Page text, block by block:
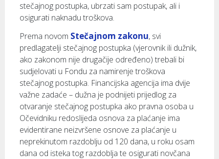
stečajnog postupka, ubrzati sam postupak, ali i
osigurati naknadu troškova.
Prema novom Stečajnom zakonu, svi
predlagatelji stečajnog postupka (vjerovnik ili dužnik,
ako zakonom nije drugačije određeno) trebali bi
sudjelovati u Fondu za namirenje troškova
stečajnog postupka. Financijska agencija ima dvije
važne zadaće – dužna je podnijeti prijedlog za
otvaranje stečajnog postupka ako pravna osoba u
Očevidniku redoslijeda osnova za plaćanje ima
evidentirane neizvršene osnove za plaćanje u
neprekinutom razdoblju od 120 dana, u roku osam
dana od isteka tog razdoblja te osigurati novčana